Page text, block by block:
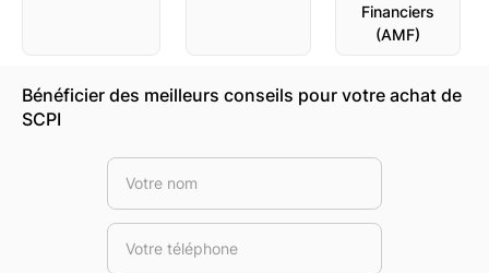
Financiers
(AMF)
Bénéficier des meilleurs conseils pour votre achat de
SCPI